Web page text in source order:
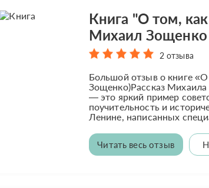
Книга "О том,
Михаил Зощенко
2 отзыва
Большой отзыв о книге
Зощенко)Рассказ
— это яркий пример
поучительность и
Ленине, написанных
Читать весь отзыв